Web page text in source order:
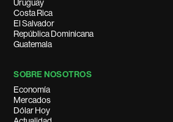
Uruguay
Costa Rica
El Salvador
República Dominicana
Guatemala
SOBRE NOSOTROS
Economía
Mercados
Dólar Hoy